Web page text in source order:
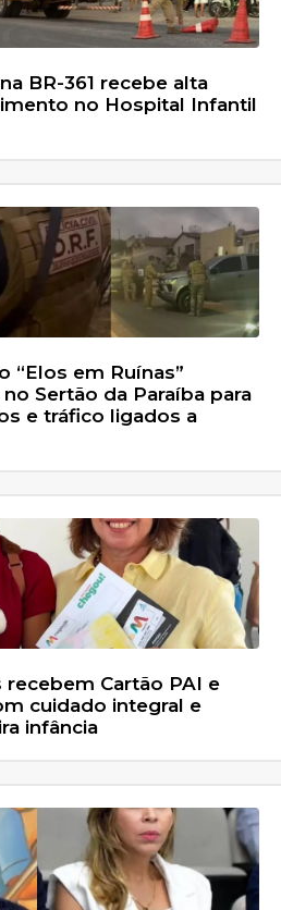
BR-361 recebe alta
no Hospital Infantil
“Elos em Ruínas”
Sertão da Paraíba para
e tráfico ligados a
recebem Cartão PAI e
cuidado integral e
infância